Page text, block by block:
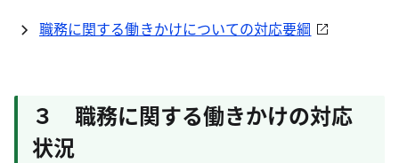
職務に関する働きかけについての対応要綱
３ 職務に関する働きかけの対応
状況